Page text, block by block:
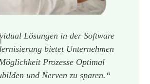
Lösungen in der Software
bietet Unternehmen
Prozesse Optimal
und Nerven zu sparen.“